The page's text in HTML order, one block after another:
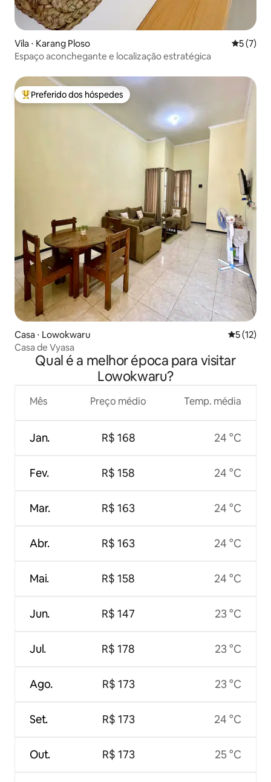
Vila ⋅ Karang Ploso 5 de
5 (7)
Espaço aconchegante e localização estratégica
Entre os melhores preferidos dos hóspedes
Preferido dos hóspedes
Casa ⋅ Lowokwaru 5 de uma
5 (12)
Casa de Vyasa
Qual é a melhor época para visitar
Lowokwaru?
Mês
Jan.
Fev.
Mar.
Abr.
Mai.
Jun.
Jul.
Ago.
Set.
Out.
Preço médio
R$ 168
R$ 158
R$ 163
R$ 163
R$ 158
R$ 147
R$ 178
R$ 173
R$ 173
R$ 173
Temp. média
24 °C
24 °C
24 °C
24 °C
24 °C
23 °C
23 °C
23 °C
24 °C
25 °C